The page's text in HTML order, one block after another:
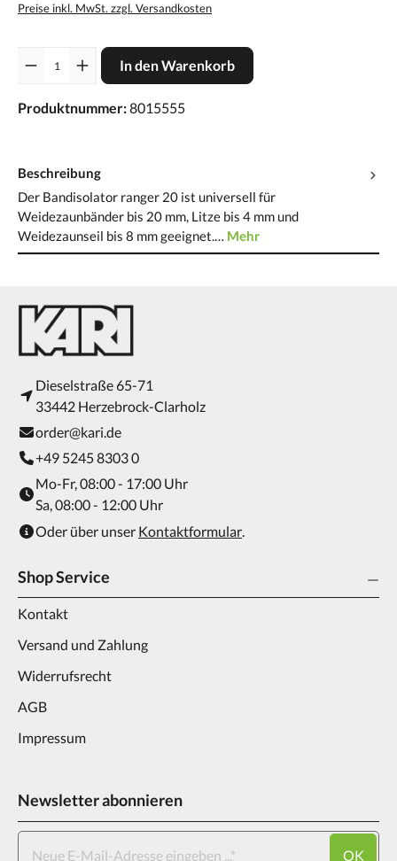
Preise inkl. MwSt. zzgl. Versandkosten
In den Warenkorb
Produktnummer:8015555
Beschreibung
Der Bandisolator ranger 20 ist universell für
Weidezaunbänder bis 20 mm, Litze bis 4 mm und
Weidezaunseil bis 8 mm geeignet.… Mehr
Dieselstraße 65-71
33442 Herzebrock-Clarholz
order@kari.de
+49 5245 8303 0
Mo-Fr, 08:00 - 17:00 Uhr
Sa, 08:00 - 12:00 Uhr
Oder über unser Kontaktformular.
Shop Service
Kontakt
Versand und Zahlung
Widerrufsrecht
AGB
Impressum
Newsletter abonnieren
OK